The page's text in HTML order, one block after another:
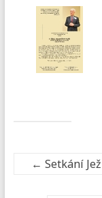
← Setkání